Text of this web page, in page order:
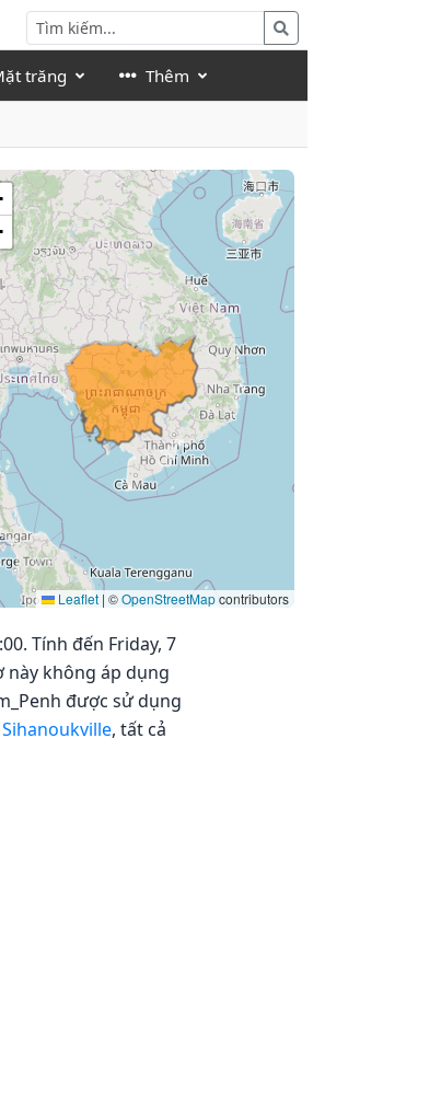
trăng Thêm
Leaflet | ©OpenStreetMapcontributors
Tính đến Friday, 7
này không áp dụng
được sử dụng
Sihanoukville, tất cả